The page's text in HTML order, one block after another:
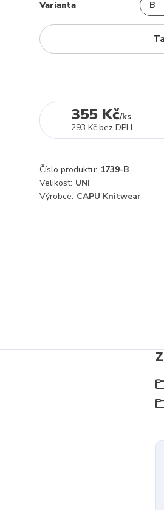
Varianta
355 Kč/ks
293 Kč bez DPH
Číslo produktu: 1739-B
Velikost: UNI
Výrobce: CAPU Knitwear